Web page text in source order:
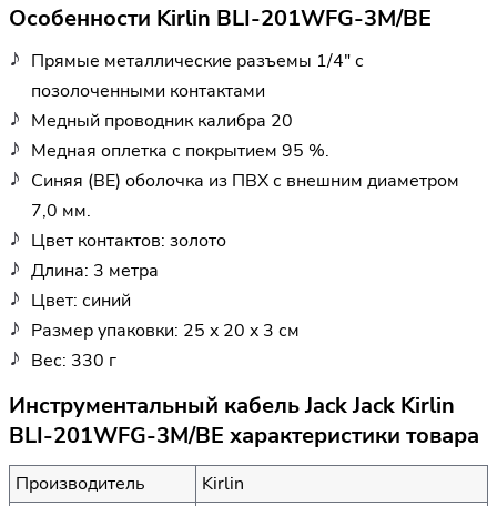
Особенности Kirlin BLI-201WFG-3M/BE
Прямые металлические разъемы 1/4" с
позолоченными контактами
Медный проводник калибра 20
Медная оплетка с покрытием 95 %.
Синяя (BE) оболочка из ПВХ с внешним диаметром
7,0 мм.
Цвет контактов: золото
Длина: 3 метра
Цвет: синий
Размер упаковки: 25 x 20 x 3 см
Вес: 330 г
Инструментальный кабель Jack Jack Kirlin
BLI-201WFG-3M/BE характеристики товара
Производитель
Kirlin